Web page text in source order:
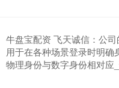
牛盘宝配资 飞天诚信：公
用于在各种场景登录时明确
物理身份与数字身份相对应